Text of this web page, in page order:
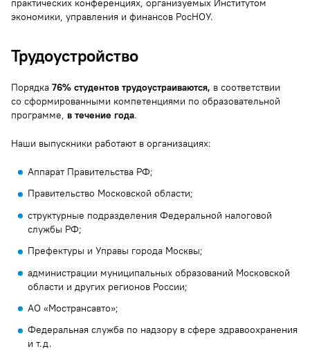
практических конференциях, организуемых Институтом
экономики, управления и финансов РосНОУ.
Трудоустройство
Порядка 76% студентов трудоустраиваются, в соответствии
со сформированными компетенциями по образовательной
программе, в течение года.
Наши выпускники работают в организациях:
Аппарат Правительства РФ;
Правительство Московской области;
структурные подразделения Федеральной налоговой
службы РФ;
Префектуры и Управы города Москвы;
администрации муниципальных образований Московской
области и других регионов России;
АО «Мострансавто»;
Федеральная служба по надзору в сфере здравоохранения
и т.д.